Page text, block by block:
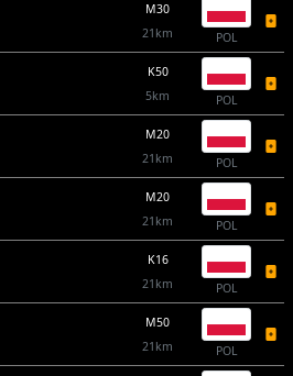
M30
21km
POL
K50
5km
POL
M20
21km
POL
M20
21km
POL
K16
21km
POL
M50
21km
POL